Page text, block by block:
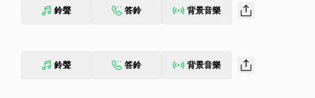
鈴聲 答鈴 背景音樂
鈴聲 答鈴 背景音樂